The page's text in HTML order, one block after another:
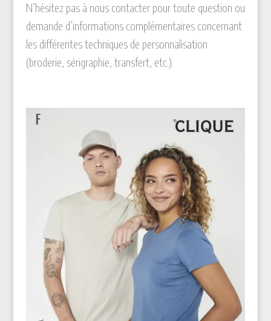
N’hésitez pas à nous contacter pour toute question ou
demande d’informations complémentaires concernant
les différentes techniques de personnalisation
(broderie, sérigraphie, transfert, etc.).